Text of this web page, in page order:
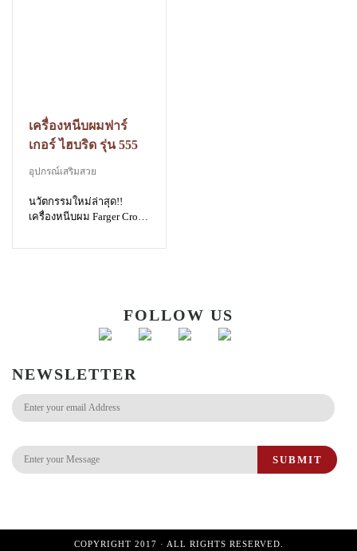
เครื่องหนีบผมฟาร์
เกอร์ ไฮบริด รุ่น 555
อุปกรณ์เสริมสวย
นวัตกรรมใหม่ล่าสุด!!
เครื่องหนีบผม Farger Croc
ตรงไว ตรงนาน ใช้กับผม
FOLLOW US
NEWSLETTER
SUBMIT
COPYRIGHT 2017 · ALL RIGHTS RESERVED.